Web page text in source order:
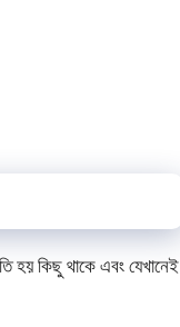
হয় কিছু থাকে এবং যেখানেই